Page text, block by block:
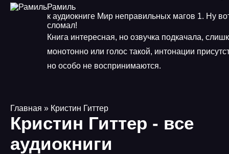
Рамиль
к аудиокниге Мир неправильных магов 1. Ну
сломал!
Книга интересная, но озвучка подкачала,
монотонно или голос такой, интонации
но особо не воспринимаются.
Главная » Кристин Гиттер
Кристин Гиттер - все
аудиокниги